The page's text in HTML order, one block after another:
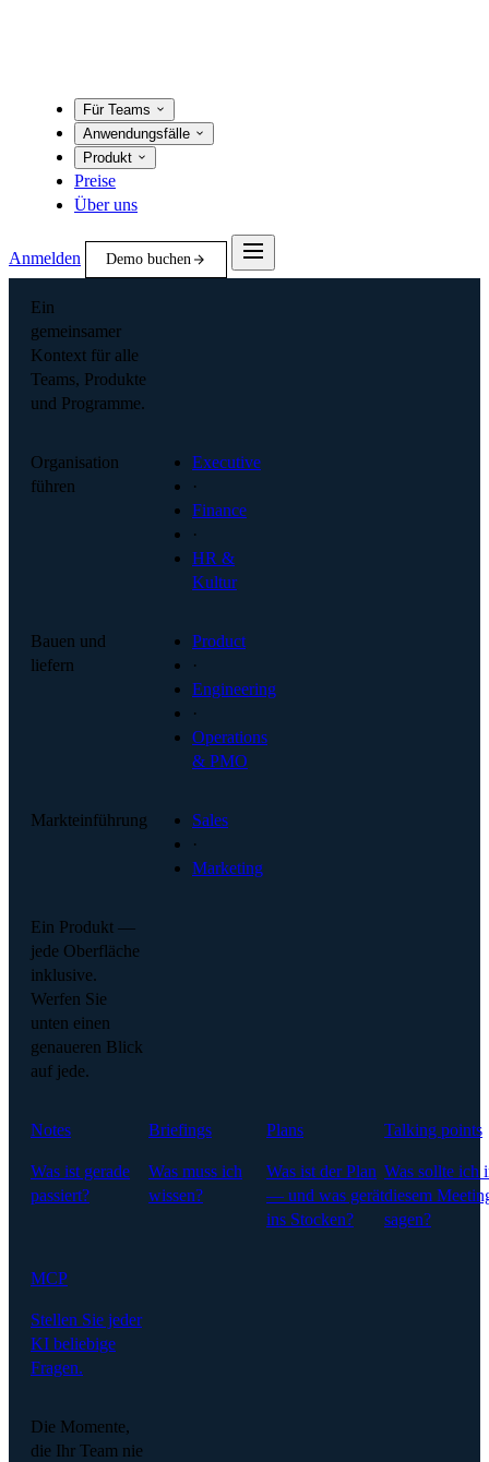
Für Teams
Anwendungsfälle
Produkt
Preise
Über uns
Anmelden Demo buchen
Ein
gemeinsamer
Kontext für alle
Teams, Produkte
und Programme.
Organisation
führen
Executive
·
Finance
·
HR &
Kultur
Bauen und
liefern
Product
·
Engineering
·
Operations
& PMO
Markteinführung
Sales
·
Marketing
Ein Produkt —
jede Oberfläche
inklusive.
Werfen Sie
unten einen
genaueren Blick
auf jede.
Notes
Was ist gerade
passiert?
Briefings
Was muss ich
wissen?
Plans
Was ist der Plan
— und was gerät
ins Stocken?
Talking points
Was sollte ich
diesem
sagen?
MCP
Stellen Sie jeder
KI beliebige
Fragen.
Die Momente,
die Ihr Team nie